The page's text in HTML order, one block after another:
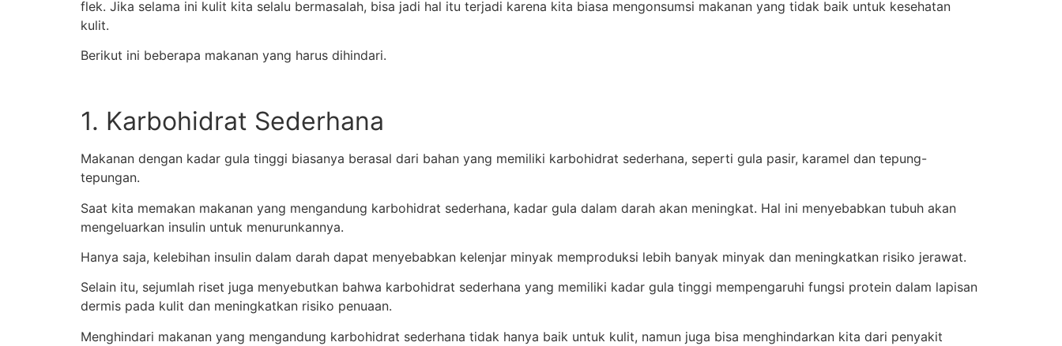
flek. Jika selama ini kulit kita selalu bermasalah, bisa jadi hal itu terjadi karena kita biasa mengonsumsi makanan yang tidak baik untuk kesehatan
kulit.
Berikut ini beberapa makanan yang harus dihindari.
1. Karbohidrat Sederhana
Makanan dengan kadar gula tinggi biasanya berasal dari bahan yang memiliki karbohidrat sederhana, seperti gula pasir, karamel dan tepung-
tepungan.
Saat kita memakan makanan yang mengandung karbohidrat sederhana, kadar gula dalam darah akan meningkat. Hal ini menyebabkan tubuh akan
mengeluarkan insulin untuk menurunkannya.
Hanya saja, kelebihan insulin dalam darah dapat menyebabkan kelenjar minyak memproduksi lebih banyak minyak dan meningkatkan risiko jerawat.
Selain itu, sejumlah riset juga menyebutkan bahwa karbohidrat sederhana yang memiliki kadar gula tinggi mempengaruhi fungsi protein dalam lapisan
dermis pada kulit dan meningkatkan risiko penuaan.
Menghindari makanan yang mengandung karbohidrat sederhana tidak hanya baik untuk kulit, namun juga bisa menghindarkan kita dari penyakit